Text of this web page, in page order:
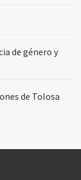
de género y
de Tolosa